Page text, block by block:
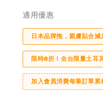
適用優惠
日本品牌拖，親膚貼合
限時8折！全台限量土耳
加入會員消費每筆訂單累